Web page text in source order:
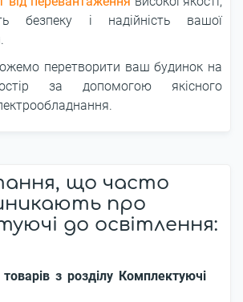
безпеку і надійність вашої
перетворити ваш будинок на
за допомогою якісного
що часто
про
до освітлення:
товарів з розділу Комплектуючі